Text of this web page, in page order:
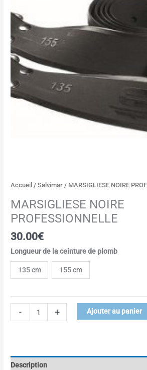
Accueil /Salvimar / MARSIGLIESE NOIRE
MARSIGLIESE NOIRE
PROFESSIONNELLE
30.00€
Longueur de la ceinture de plomb
135 cm 155 cm
-
PROFESSIONNELLE
+ Ajouter au panier
Description